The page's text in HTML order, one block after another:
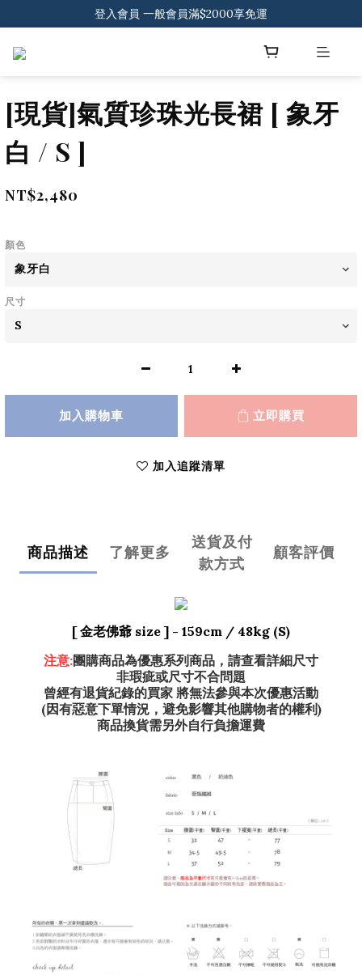
登入會員 一般會員滿$2000享免運
下載官方APP 領300元優惠券
登入會員 一般會員滿$2000享免運
[現貨]氣質珍珠光長裙 [ 象牙
白 / S ]
NT$2,480
顏色
尺寸
加入購物車 立即購買
加入追蹤清單
商品描述 了解更多
送貨及付
款方式
顧客評價
[ 金老佛爺 size ] - 159cm / 48kg (S)
注意:團購商品為優惠系列商品，請查看詳細尺寸
非瑕疵或尺寸不合問題
曾經有退貨紀錄的買家 將無法參與本次優惠活動
(因有惡意下單情況，避免影響其他購物者的權利)
商品換貨需另外自行負擔運費